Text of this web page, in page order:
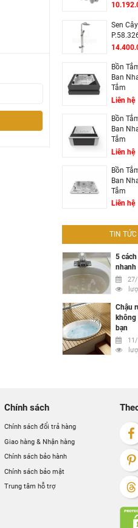
Sen
Bồn
Ban
Tắm
Liên hệ
Bồn
Ban
Tắm
Liên hệ
Bồn
Ban
Tắm
Liên hệ
TIN TỨC
5
nhanh
Chậu
bạn
Chính sách
Chính sách đổi trả hàng
Giao hàng & Nhận hàng
Chính sách bảo hành
Chính sách bảo mật
Trung tâm hỗ trợ